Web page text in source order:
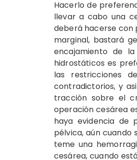
Hacerlo de
llevar a cabo una
deberá hacerse con
marginal, bastará
encajamiento de
hidrostáticos es
las restricciones
contradictorios, y
tracción sobre el
operación cesárea
haya evidencia de
pélvica, aún cuando
teme una
cesárea, cuando